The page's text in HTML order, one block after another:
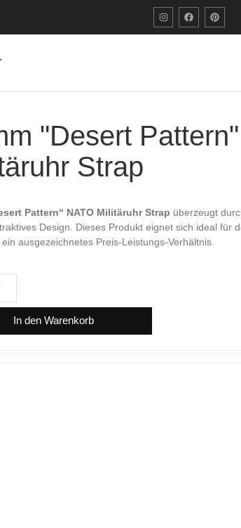
"Desert
Strap
Pattern“ NATO Militäruhr Strap überzeugt
Design. Dieses Produkt eignet sich ideal für
ausgezeichnetes Preis-Leistungs-Verhältnis.
In den Warenkorb